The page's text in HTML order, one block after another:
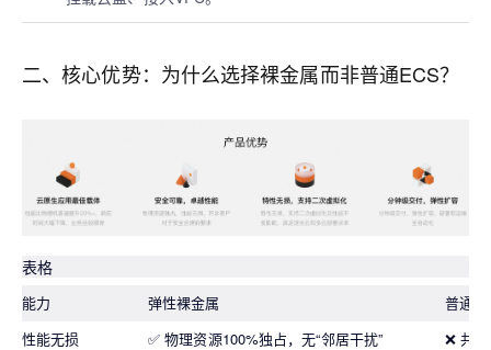
二、核心优势：为什么选择裸金属而非普通ECS？
表格
能力 弹性裸金属
普通
性能无损
✅ 物理资源100%独占，无“邻居干扰”
❌ 共